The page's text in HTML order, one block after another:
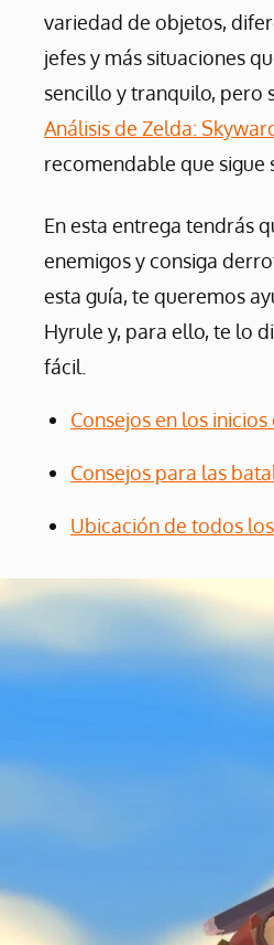
variedad de objetos,
jefes y más situaciones
sencillo y tranquilo, pero
Análisis de Zelda:
recomendable que sigue
En esta entrega tendrás
enemigos y consiga
esta guía, te queremos
Hyrule y, para ello, te lo
fácil.
Consejos en los
Consejos para las
Ubicación de todos